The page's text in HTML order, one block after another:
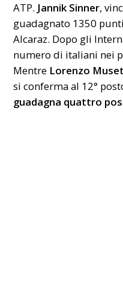
ATP. Jannik Sinner,
guadagnato 1350
Alcaraz. Dopo gli
numero di italiani nei
Mentre Lorenzo
si conferma al 12°
guadagna quattro